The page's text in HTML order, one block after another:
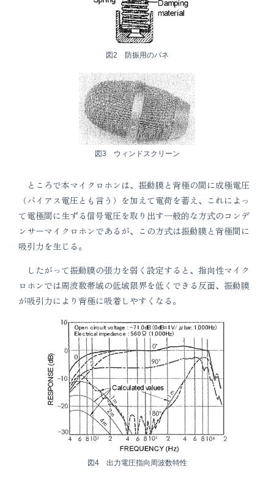
図2 防振用のバネ
図3 ウィンドスクリーン
ところで本マイクロホンは、振動膜と背極の間に成極電圧
（バイアス電圧とも言う）を加えて電荷を蓄え、これによっ
て電極間に生ずる信号電圧を取り出す一般的な方式のコンデ
ンサーマイクロホンであるが、この方式は振動膜と背極間に
吸引力を生じる。
したがって振動膜の張力を弱く設定すると、指向性マイク
ロホンでは周波数帯域の低域限界を低くできる反面、振動膜
が吸引力により背極に吸着しやすくなる。
図4 出力電圧指向周波数特性